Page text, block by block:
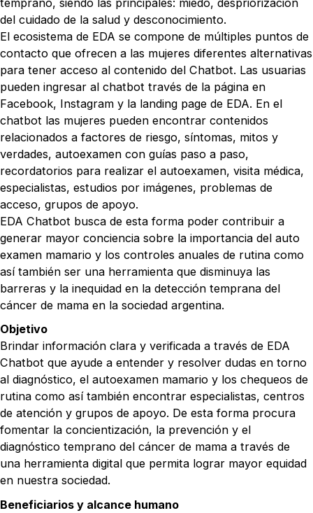
temprano, siendo las principales: miedo, despriorización
del cuidado de la salud y desconocimiento.
El ecosistema de EDA se compone de múltiples puntos de
contacto que ofrecen a las mujeres diferentes alternativas
para tener acceso al contenido del Chatbot. Las usuarias
pueden ingresar al chatbot través de la página en
Facebook, Instagram y la landing page de EDA. En el
chatbot las mujeres pueden encontrar contenidos
relacionados a factores de riesgo, síntomas, mitos y
verdades, autoexamen con guías paso a paso,
recordatorios para realizar el autoexamen, visita médica,
especialistas, estudios por imágenes, problemas de
acceso, grupos de apoyo.
EDA Chatbot busca de esta forma poder contribuir a
generar mayor conciencia sobre la importancia del auto
examen mamario y los controles anuales de rutina como
así también ser una herramienta que disminuya las
barreras y la inequidad en la detección temprana del
cáncer de mama en la sociedad argentina.
Objetivo
Brindar información clara y verificada a través de EDA
Chatbot que ayude a entender y resolver dudas en torno
al diagnóstico, el autoexamen mamario y los chequeos de
rutina como así también encontrar especialistas, centros
de atención y grupos de apoyo. De esta forma procura
fomentar la concientización, la prevención y el
diagnóstico temprano del cáncer de mama a través de
una herramienta digital que permita lograr mayor equidad
en nuestra sociedad.
Beneficiarios y alcance humano